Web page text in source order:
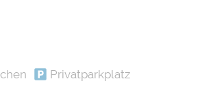
Privatparkplatz